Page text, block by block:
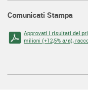
Comunicati Stampa
Approvati i risultati del
milioni (+12,5% a/a),